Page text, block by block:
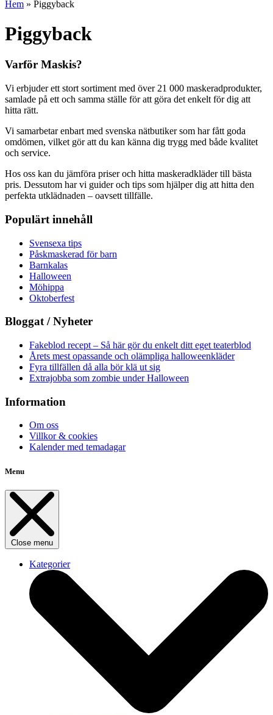
Hem » Piggyback
Piggyback
Varför Maskis?
Vi erbjuder ett stort sortiment med över 21 000 maskeradprodukter,
samlade på ett och samma ställe för att göra det enkelt för dig att
hitta rätt.
Vi samarbetar enbart med svenska nätbutiker som har fått goda
omdömen, vilket gör att du kan känna dig trygg med både kvalitet
och service.
Hos oss kan du jämföra priser och hitta maskeradkläder till bästa
pris. Dessutom har vi guider och tips som hjälper dig att hitta den
perfekta utklädnaden – oavsett tillfälle.
Populärt innehåll
Svensexa tips
Påskmaskerad för barn
Barnkalas
Halloween
Möhippa
Oktoberfest
Bloggat / Nyheter
Fakeblod recept – Så här gör du enkelt ditt eget teaterblod
Årets mest opassande och olämpliga halloweenkläder
Fyra tillfällen då alla bör klä ut sig
Extrajobba som zombie under Halloween
Information
Om oss
Villkor & cookies
Kalender med temadagar
Menu
Close menu
Kategorier